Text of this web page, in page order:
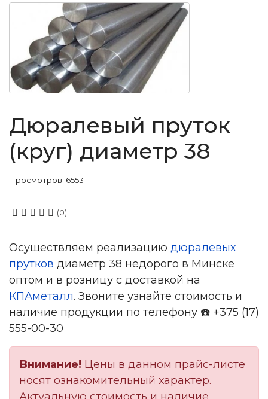
Дюралевый пруток
(круг) диаметр 38
Просмотров: 6553
(0)
Осуществляем реализацию дюралевых
прутков диаметр 38 недорого в Минске
оптом и в розницу с доставкой на
КПАметалл. Звоните узнайте стоимость и
наличие продукции по телефону ☎️ +375 (17)
555-00-30
Внимание! Цены в данном прайс-листе
носят ознакомительный характер.